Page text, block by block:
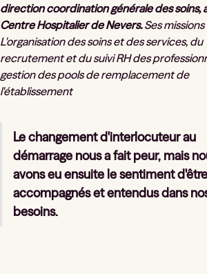
direction coordination générale des soins,
Centre Hospitalier de Nevers.Ses missions
L'organisation des soins et des services, du
recrutement et du suivi RH des
gestion des pools de remplacement de
l'établissement
Le changement d'interlocuteur au
démarrage nous a fait peur, mais
avons eu ensuite le sentiment
accompagnés et entendus dans
besoins.